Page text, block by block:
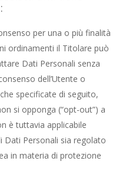
per una o più finalità
ordinamenti il Titolare può
Dati Personali senza
dell’Utente o
specificate di seguito,
si opponga (“opt-out”) a
è tuttavia applicabile
Personali sia regolato
in materia di protezione